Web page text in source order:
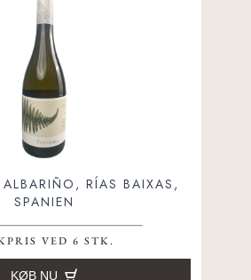
RÍAS BAIXAS,
SPANIEN
VED 6 STK.
KØB NU